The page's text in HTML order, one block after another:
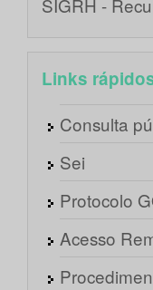
SIGRH -
Links
Consulta
Sei
Protocolo
Acesso